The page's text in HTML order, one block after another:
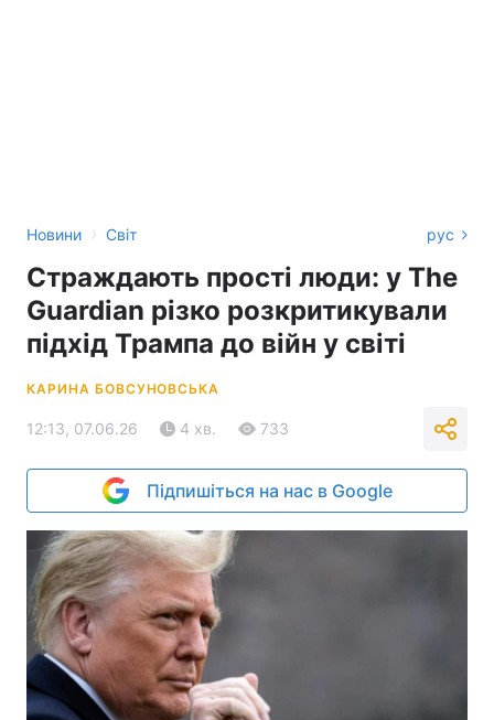
Новини › Світ рус
Страждають прості люди: у The
Guardian різко розкритикували
підхід Трампа до війн у світі
КАРИНА БОВСУНОВСЬКА
12:13, 07.06.26 4 хв. 733
Підпишіться на нас в Google